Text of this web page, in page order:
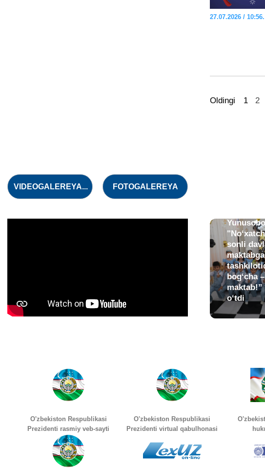
27.07.2026 / 10:56.
Oldingi 1 2
VIDEOGALEREYA... FOTOGALEREYA
sonli
bog‘cha
o‘tdi
O'zbekiston Respublikasi
Prezidenti rasmiy veb-sayti
O'zbekiston Respublikasi
Prezidenti virtual qabulhonasi